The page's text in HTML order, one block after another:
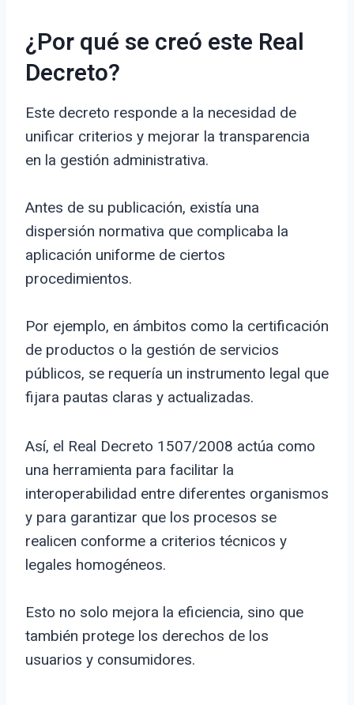
¿Por qué se creó este Real
Decreto?
Este decreto responde a la necesidad de
unificar criterios y mejorar la transparencia
en la gestión administrativa.
Antes de su publicación, existía una
dispersión normativa que complicaba la
aplicación uniforme de ciertos
procedimientos.
Por ejemplo, en ámbitos como la certificación
de productos o la gestión de servicios
públicos, se requería un instrumento legal que
fijara pautas claras y actualizadas.
Así, el Real Decreto 1507/2008 actúa como
una herramienta para facilitar la
interoperabilidad entre diferentes organismos
y para garantizar que los procesos se
realicen conforme a criterios técnicos y
legales homogéneos.
Esto no solo mejora la eficiencia, sino que
también protege los derechos de los
usuarios y consumidores.